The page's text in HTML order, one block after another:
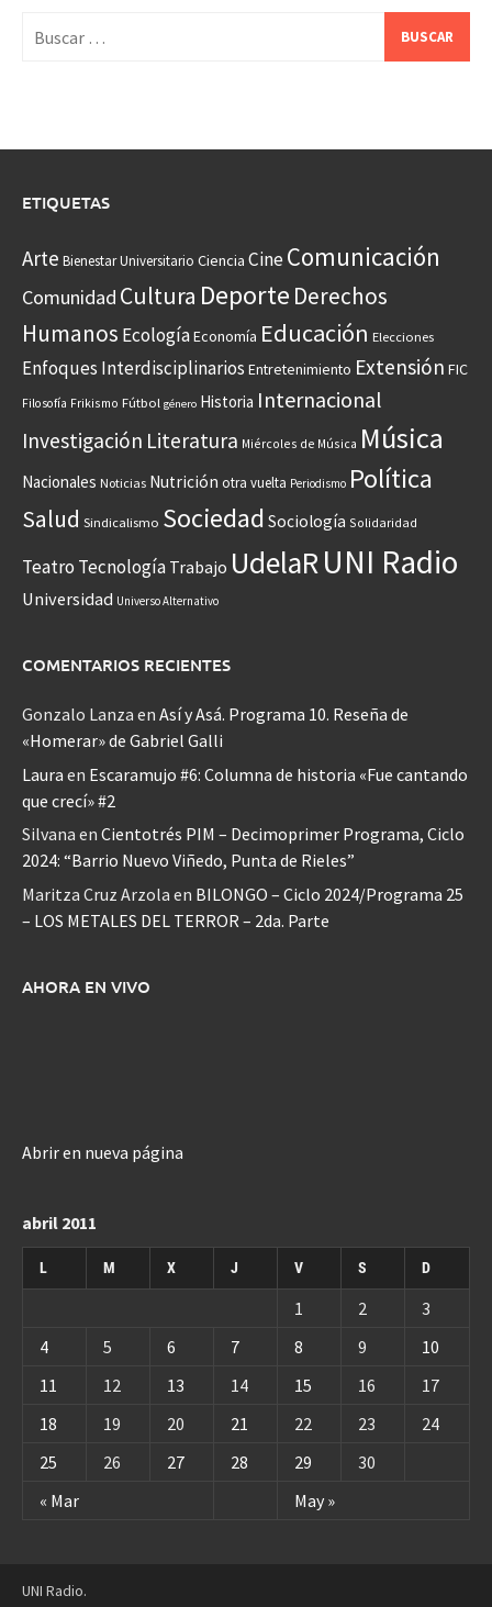
ETIQUETAS
Arte Bienestar Universitario Ciencia CineComunicación
Comunidad Cultura Deporte Derechos
Humanos EcologíaEconomía Educación Elecciones
Enfoques Interdisciplinarios Entretenimiento Extensión FIC
Filosofía Frikismo Fútbol género Historia Internacional
Investigación Literatura Miércoles de Música Música
Nacionales Noticias Nutrición otra vuelta Periodismo Política
Salud Sindicalismo Sociedad Sociología Solidaridad
Teatro Tecnología Trabajo UdelaRUNI Radio
Universidad Universo Alternativo
COMENTARIOS RECIENTES
Gonzalo Lanza en Así y Asá. Programa 10. Reseña de
«Homerar» de Gabriel Galli
Laura en Escaramujo #6: Columna de historia «Fue cantando
que crecí» #2
Silvana en Cientotrés PIM – Decimoprimer Programa, Ciclo
2024: “Barrio Nuevo Viñedo, Punta de Rieles”
Maritza Cruz Arzola en BILONGO – Ciclo 2024/Programa 25
– LOS METALES DEL TERROR – 2da. Parte
AHORA EN VIVO
Abrir en nueva página
abril 2011
L M X J V S D
« Mar May »
1 2
3
4
5 6 7 8 9
10
11
12 13 14 15 16
17
18
19 20 21 22 23
24
25
26 27 28 29 30
UNI Radio.